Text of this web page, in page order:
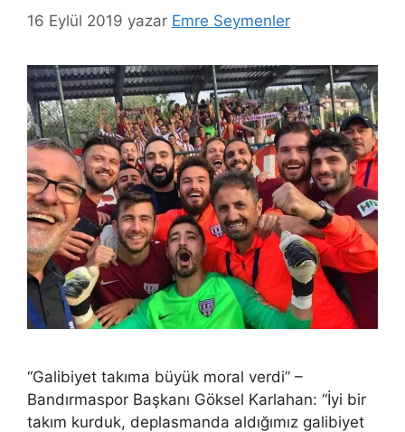
16 Eylül 2019 yazar Emre Seymenler
“Galibiyet takıma büyük moral verdi” –
Bandırmaspor Başkanı Göksel Karlahan: “İyi bir
takım kurduk, deplasmanda aldığımız galibiyet